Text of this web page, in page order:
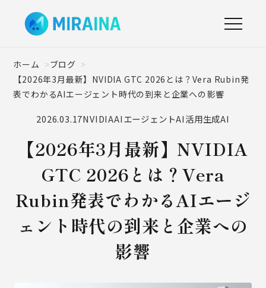
ホーム
ブログ
【2026年3月最新】NVIDIA GTC 2026とは？Vera Rubin発
表でわかるAIエージェント時代の到来と企業への影響
2026.03.17NVIDIAAIエージェントAI活用生成AI
【2026年3月最新】NVIDIA
GTC 2026とは？Vera
Rubin発表でわかるAIエージ
ェント時代の到来と企業への
影響